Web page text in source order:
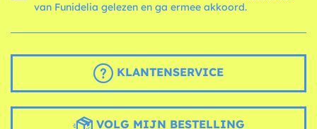
van Funidelia gelezen en ga ermee akkoord.
KLANTENSERVICE
VOLG MIJN BESTELLING